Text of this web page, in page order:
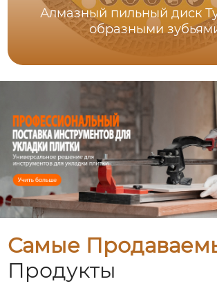
Алмазный пильный диск
образными
Самые
Продукты